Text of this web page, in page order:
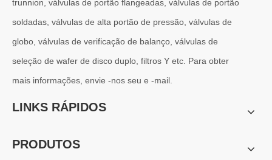
trunnion, válvulas de portão flangeadas, válvulas de portão
soldadas, válvulas de alta portão de pressão, válvulas de
globo, válvulas de verificação de balanço, válvulas de
seleção de wafer de disco duplo, filtros Y etc. Para obter
mais informações, envie -nos seu e -mail.
LINKS RÁPIDOS
PRODUTOS